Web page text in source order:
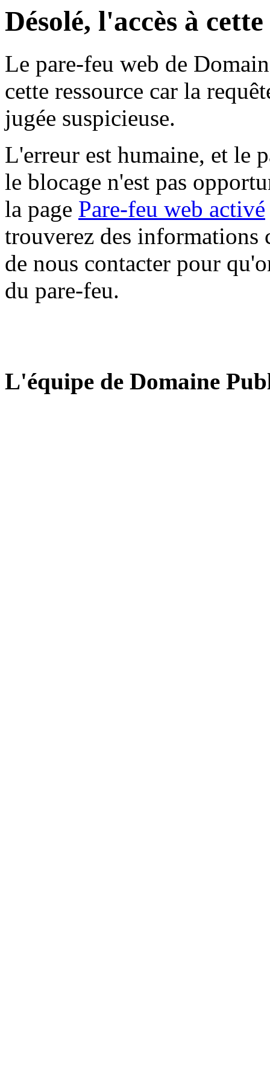
Désolé, l'accès à
Le pare-feu web de
cette ressource car la
jugée suspicieuse.
L'erreur est humaine, et le
le blocage n'est pas
la page Pare-feu web activé
trouverez des informations
de nous contacter pour
du pare-feu.
L'équipe de Domaine